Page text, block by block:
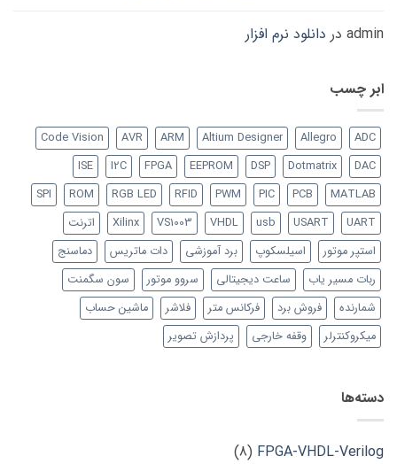
admin در دانلود نرم افزار
ابر چسب
ADC
Allegro
Altium Designer
ARM
AVR
Code Vision
DAC
Dotmatrix
DSP
EEPROM
FPGA
I2C
ISE
MATLAB
PCB
PIC
PWM
RFID
RGB LED
ROM
SPI
UART
USART
usb
VHDL
VS1003
Xilinx
اترنت
استپر موتور
اسیلسکوپ برد آموزشی دات ماتریس
دماسنج
ربات مسیر یاب
ساعت دیجیتالی سروو موتور
سون سگمنت
شمارنده
فروش برد فرکانس متر فلاشر
ماشین حساب
میکروکنترلر
وقفه خارجی پردازش تصویر
دسته‌ها
FPGA-VHDL-Verilog
(8)